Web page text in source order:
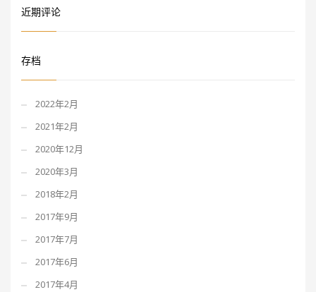
近期评论
存档
2022年2月
2021年2月
2020年12月
2020年3月
2018年2月
2017年9月
2017年7月
2017年6月
2017年4月